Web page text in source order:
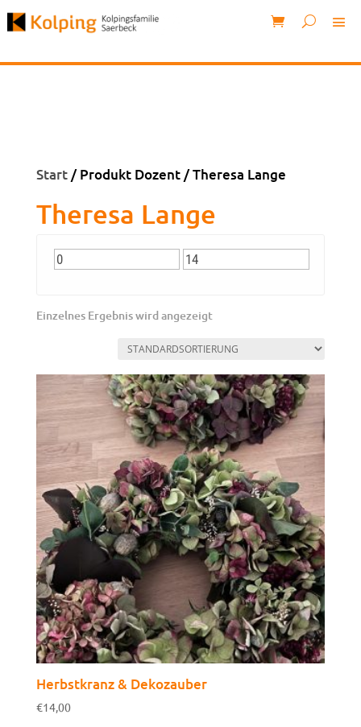
Start/ Produkt Dozent / Theresa Lange
Theresa Lange
Einzelnes Ergebnis wird angezeigt
Herbstkranz & Dekozauber
€14,00